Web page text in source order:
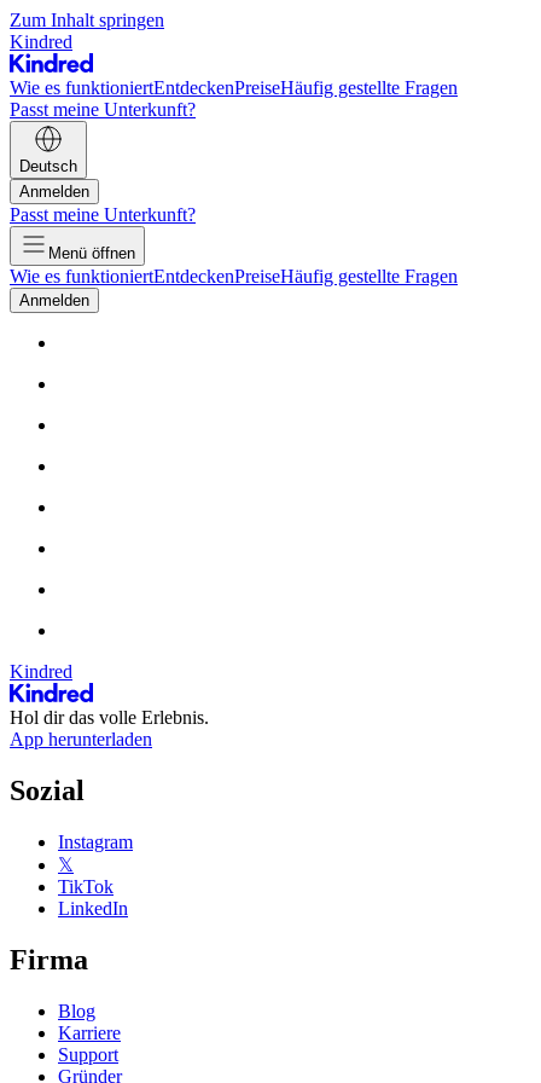
Zum Inhalt springen
Kindred
Wie es funktioniertEntdeckenPreiseHäufig gestellte Fragen
Passt meine Unterkunft?
Deutsch
Anmelden
Passt meine Unterkunft?
Menü öffnen
Wie es funktioniertEntdeckenPreiseHäufig gestellte Fragen
Anmelden
Kindred
Hol dir das volle Erlebnis.
App herunterladen
Sozial
Instagram
𝕏
TikTok
LinkedIn
Firma
Blog
Karriere
Support
Gründer